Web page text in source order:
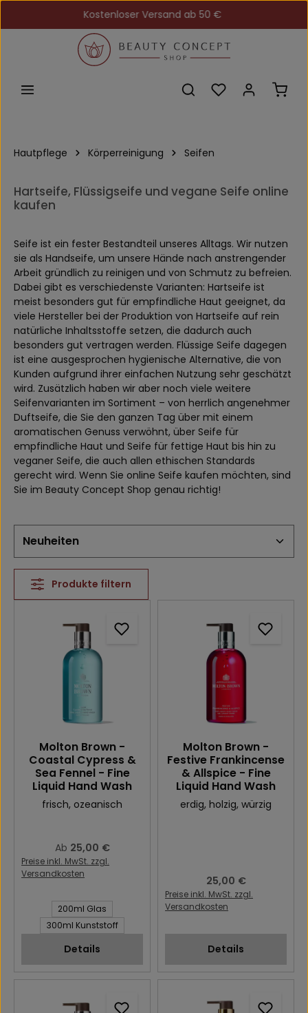
Zum Hauptinhalt springenKostenloser Versand ab 50 €
Du hast 0
Hautpflege Körperreinigung Seifen
Hartseife, Flüssigseife und vegane Seife online
kaufen
Seife ist ein fester Bestandteil unseres Alltags. Wir nutzen
sie als Handseife, um unsere Hände nach anstrengender
Arbeit gründlich zu reinigen und von Schmutz zu befreien.
Dabei gibt es verschiedenste Varianten: Hartseife ist
meist besonders gut für empfindliche Haut geeignet, da
viele Hersteller bei der Produktion von Hartseife auf rein
natürliche Inhaltsstoffe setzen, die dadurch auch
besonders gut vertragen werden. Flüssige Seife dagegen
ist eine ausgesprochen hygienische Alternative, die von
Kunden aufgrund ihrer einfachen Nutzung sehr geschätzt
wird. Zusätzlich haben wir aber noch viele weitere
Seifenvarianten im Sortiment – von herrlich angenehmer
Duftseife, die Sie den ganzen Tag über mit einem
aromatischen Genuss verwöhnt, über Seife für
empfindliche Haut und Seife für fettige Haut bis hin zu
veganer Seife, die auch allen ethischen Standards
gerecht wird. Wenn Sie online Seife kaufen möchten, sind
Sie im Beauty Concept Shop genau richtig!
Produkte filtern
Molton Brown -
Coastal Cypress &
Sea Fennel - Fine
Liquid Hand Wash
frisch, ozeanisch
Regulärer Preis:
Ab 25,00 €
Preise inkl. MwSt. zzgl.
Versandkosten
Inhalt des Artikel:
200ml Glas
300ml Kunststoff
Details
Molton Brown -
Festive Frankincense
& Allspice - Fine
Liquid Hand Wash
erdig, holzig, würzig
Regulärer Preis:
25,00 €
Preise inkl. MwSt. zzgl.
Versandkosten
Details